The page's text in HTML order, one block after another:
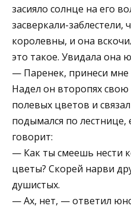
засияло солнце на его
засверкали-заблестели,
королевны, и она
это такое. Увидала она
— Паренек, принеси мне
Надел он второпях
полевых цветов и
подымался по лестнице,
говорит:
— Как ты смеешь нести
цветы? Скорей нарви
душистых.
— Ах, нет, — ответил